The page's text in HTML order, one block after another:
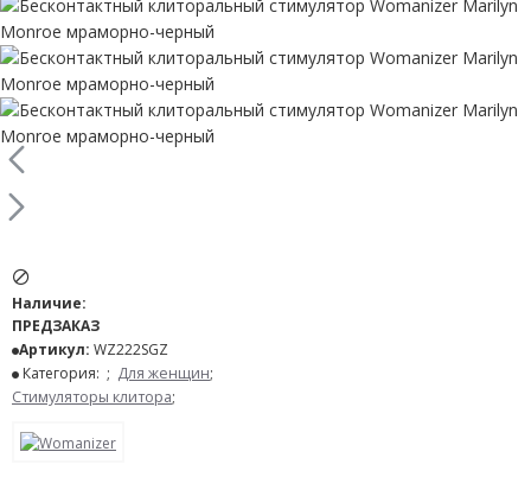
Наличие:
ПРЕДЗАКАЗ
Артикул: WZ222SGZ
Категория: ; Для женщин;
Стимуляторы клитора;